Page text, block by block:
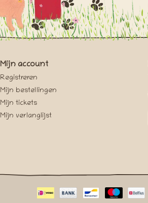
Mijn account
Registreren
Mijn bestellingen
Mijn tickets
Mijn verlanglijst